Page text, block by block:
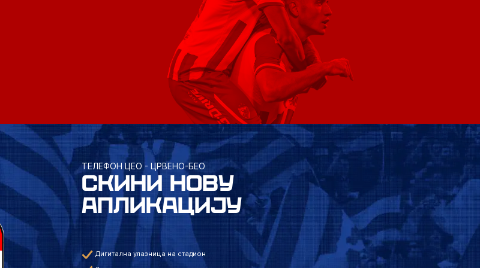
ТЕЛЕФОН ЦЕО - ЦРВЕНО-БЕО
СКИНИ НОВУ
АПЛИКАЦИЈУ
Дигитална улазница на стадион